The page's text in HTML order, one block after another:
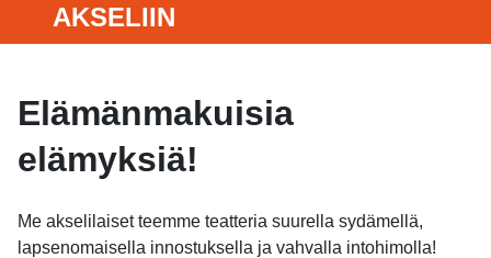
AKSELIIN
Elämänmakuisia
elämyksiä!
Me akselilaiset teemme teatteria suurella sydämellä,
lapsenomaisella innostuksella ja vahvalla intohimolla!